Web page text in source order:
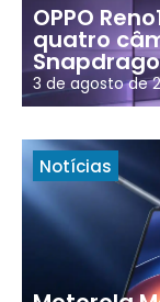
OPPO
quatro
3 de agosto de
Notícias